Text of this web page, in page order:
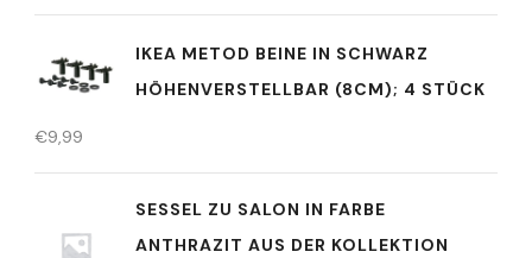
IKEA METOD BEINE IN SCHWARZ
HÖHENVERSTELLBAR (8CM); 4 STÜCK
€9,99
SESSEL ZU SALON IN FARBE
ANTHRAZIT AUS DER KOLLEKTION